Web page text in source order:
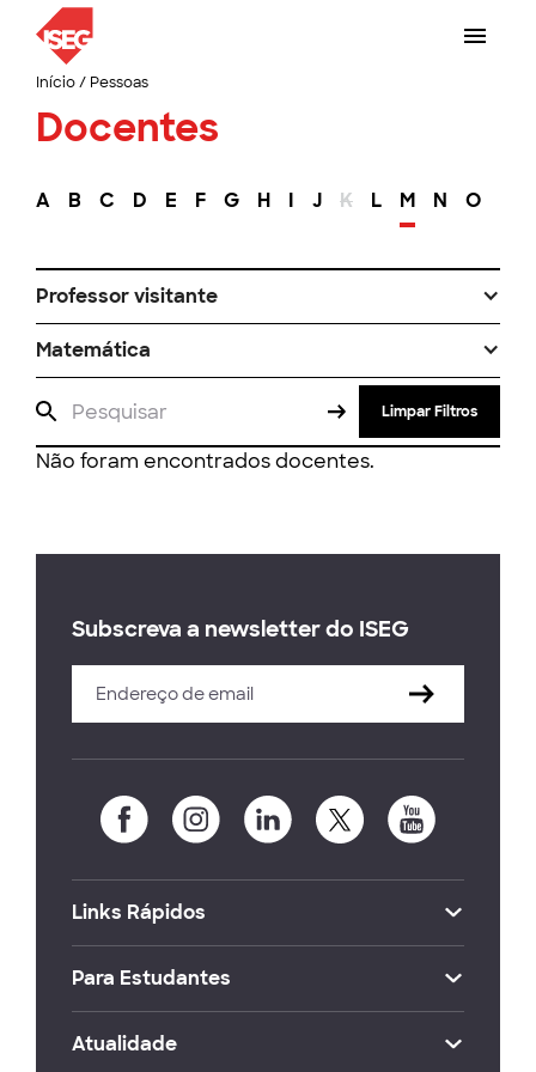
Início/ Pessoas
Docentes
A B C D E F G H I J K L M N O
Professor visitante
Matemática
Limpar Filtros
Não foram encontrados docentes.
Subscreva a newsletter do ISEG
Links Rápidos
Para Estudantes
Atualidade